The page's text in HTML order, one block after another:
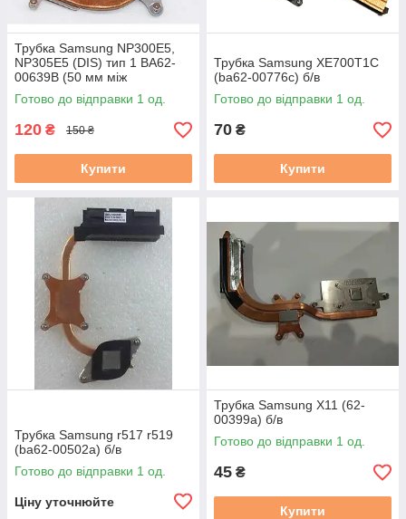
Трубка Samsung NP300E5,
NP305E5 (DIS) тип 1 BA62-
00639B (50 мм між
гвинтиками GPU) б/в
Готово до відправки 1 од.
120 ₴ 150 ₴
Купити
Трубка Samsung XE700T1C
(ba62-00776c) б/в
Готово до відправки 1 од.
70 ₴
Купити
Трубка Samsung r517 r519
(ba62-00502a) б/в
Готово до відправки 1 од.
Ціну уточнюйте
Трубка Samsung X11 (62-
00399a) б/в
Готово до відправки 1 од.
45 ₴
Купити